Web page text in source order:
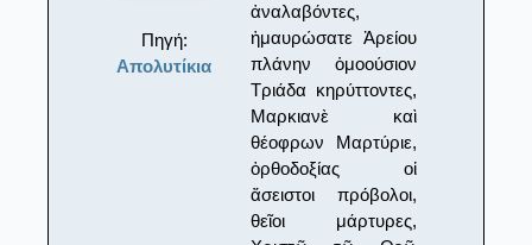
Πηγή:
Απολυτίκια
ἀναλαβόντες,
ἠμαυρώσατε Ἀρείου
πλάνην ὁμοούσιον
Τριάδα κηρύττοντες,
Μαρκιανὲ καὶ
θέοφρων Μαρτύριε,
ὀρθοδοξίας οἱ
ἄσειστοι πρόβολοι,
θεῖοι μάρτυρες,